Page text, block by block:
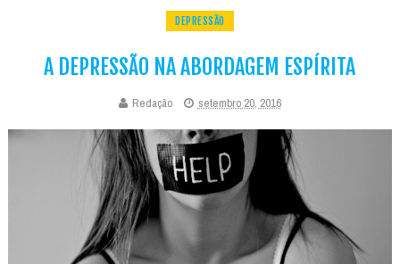
DEPRESSÃO
A DEPRESSÃO NA ABORDAGEM ESPÍRITA
Redação setembro 20, 2016